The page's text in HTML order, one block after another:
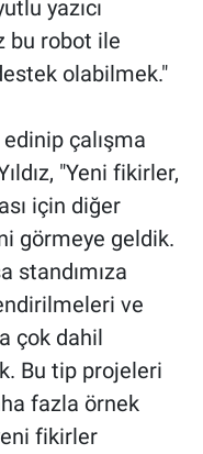
yazıcı
bu robot ile
olabilmek."
çalışma
"Yeni fikirler,
için diğer
görmeye geldik.
standımıza
ve
çok dahil
Bu tip projeleri
fazla örnek
fikirler